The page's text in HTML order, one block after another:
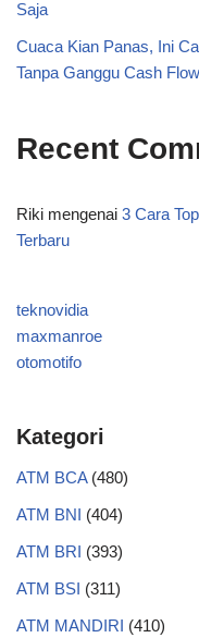
Saja
Cuaca Kian Panas, Ini
Tanpa Ganggu Cash Flow
Recent
Riki mengenai 3 Cara
Terbaru
teknovidia
maxmanroe
otomotifo
Kategori
ATM BCA(480)
ATM BNI (404)
ATM BRI (393)
ATM BSI (311)
ATM MANDIRI (410)